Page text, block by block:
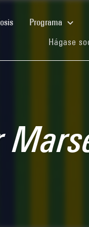
(current)Programa
Hágase